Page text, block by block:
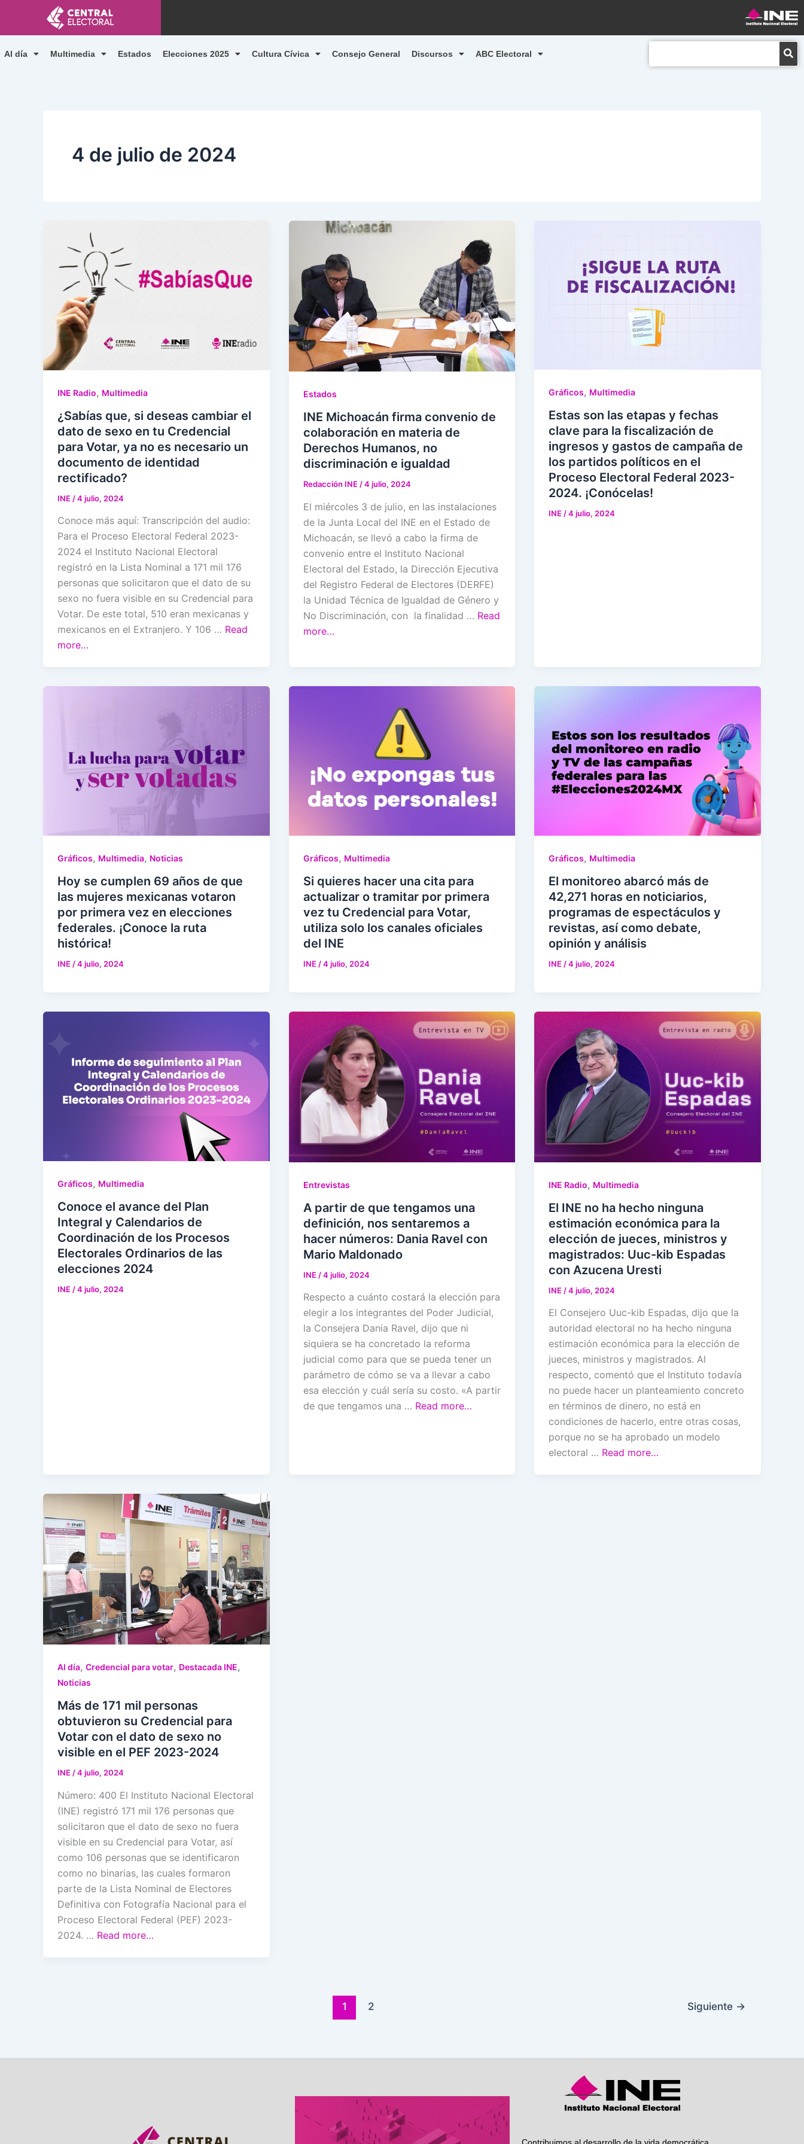
contenido
Al día Multimedia Estados Elecciones 2025 Cultura Cívica Consejo General Discursos ABC Electoral
4 de julio de 2024
INE Radio, Multimedia
¿Sabías que, si deseas cambiar el
dato de sexo en tu Credencial
para Votar, ya no es necesario un
documento de identidad
rectificado?
INE /4 julio, 2024
Conoce más aquí: Transcripción del audio:
Para el Proceso Electoral Federal 2023-
2024 el Instituto Nacional Electoral
registró en la Lista Nominal a 171 mil 176
personas que solicitaron que el dato de su
sexo no fuera visible en su Credencial para
Votar. De este total, 510 eran mexicanas y
mexicanos en el Extranjero. Y 106 … Read
more…
Estados
INE Michoacán firma convenio de
colaboración en materia de
Derechos Humanos, no
discriminación e igualdad
Redacción INE/4 julio, 2024
El miércoles 3 de julio, en las instalaciones
de la Junta Local del INE en el Estado de
Michoacán, se llevó a cabo la firma de
convenio entre el Instituto Nacional
Electoral del Estado, la Dirección Ejecutiva
del Registro Federal de Electores (DERFE)
la Unidad Técnica de Igualdad de Género y
No Discriminación, con la finalidad … Read
more…
Gráficos, Multimedia
Estas son las etapas y fechas
clave para la fiscalización de
ingresos y gastos de campaña de
los partidos políticos en el
Proceso Electoral Federal 2023-
2024. ¡Conócelas!
INE /4 julio, 2024
Gráficos, Multimedia, Noticias
Hoy se cumplen 69 años de que
las mujeres mexicanas votaron
por primera vez en elecciones
federales. ¡Conoce la ruta
histórica!
INE /4 julio, 2024
Gráficos, Multimedia
Si quieres hacer una cita para
actualizar o tramitar por primera
vez tu Credencial para Votar,
utiliza solo los canales oficiales
del INE
INE /4 julio, 2024
Gráficos, Multimedia
El monitoreo abarcó más de
42,271 horas en noticiarios,
programas de espectáculos y
revistas, así como debate,
opinión y análisis
INE /4 julio, 2024
Gráficos, Multimedia
Conoce el avance del Plan
Integral y Calendarios de
Coordinación de los Procesos
Electorales Ordinarios de las
elecciones 2024
INE /4 julio, 2024
Entrevistas
A partir de que tengamos una
definición, nos sentaremos a
hacer números: Dania Ravel con
Mario Maldonado
INE /4 julio, 2024
Respecto a cuánto costará la elección para
elegir a los integrantes del Poder Judicial,
la Consejera Dania Ravel, dijo que ni
siquiera se ha concretado la reforma
judicial como para que se pueda tener un
parámetro de cómo se va a llevar a cabo
esa elección y cuál sería su costo. «A partir
de que tengamos una … Read more…
INE Radio, Multimedia
El INE no ha hecho ninguna
estimación económica para la
elección de jueces, ministros y
magistrados: Uuc-kib Espadas
con Azucena Uresti
INE /4 julio, 2024
El Consejero Uuc-kib Espadas, dijo que la
autoridad electoral no ha hecho ninguna
estimación económica para la elección de
jueces, ministros y magistrados. Al
respecto, comentó que el Instituto todavía
no puede hacer un planteamiento concreto
en términos de dinero, no está en
condiciones de hacerlo, entre otras cosas,
porque no se ha aprobado un modelo
electoral … Read more…
Al día, Credencial para votar, Destacada INE,
Noticias
Más de 171 mil personas
obtuvieron su Credencial para
Votar con el dato de sexo no
visible en el PEF 2023-2024
INE/4 julio, 2024
Número: 400 El Instituto Nacional Electoral
(INE) registró 171 mil 176 personas que
solicitaron que el dato de sexo no fuera
visible en su Credencial para Votar, así
como 106 personas que se identificaron
como no binarias, las cuales formaron
parte de la Lista Nominal de Electores
Definitiva con Fotografía Nacional para el
Proceso Electoral Federal (PEF) 2023-
2024. … Read more…
1 2 Siguiente →
Contribuimos al desarrollo de la vida democrática